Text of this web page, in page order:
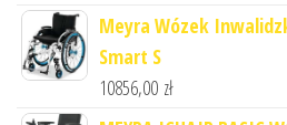
Meyra Wózek
Smart S
10856,00 zł